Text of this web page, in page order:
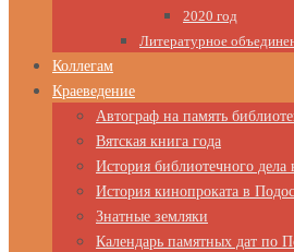
2020 год
Литературное
Коллегам
Краеведение
Автограф на память
Вятская книга года
История библиотечного
История кинопроката в
Знатные земляки
Календарь памятных дат по